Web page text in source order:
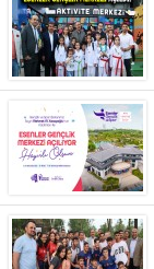
Sağlık & Yaşam
Kültür & Sanat
EĞİTİM
Müzik & Magazin